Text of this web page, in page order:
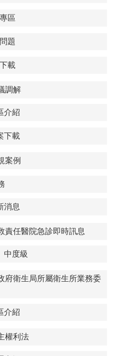
區
題
載
調解
介紹
下載
案例
消息
責任醫院急診即時訊息
中度級
府衛生局所屬衛生所業務委
介紹
權利法